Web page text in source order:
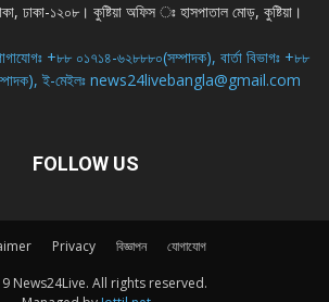
ঢাকা-১২০৮। কুষ্টিয়া অফিস ঃ হাসপাতাল মোড়, কুষ্টিয়া।
+৮৮ ০১৭১৪-৬২৮৮৮০(সম্পাদক), বার্তা বিভাগঃ +৮৮
ই-মেইলঃ news24livebangla@gmail.com
FOLLOW US
Privacy বিজ্ঞাপন
যোগাযোগ
News24Live. All rights reserved.